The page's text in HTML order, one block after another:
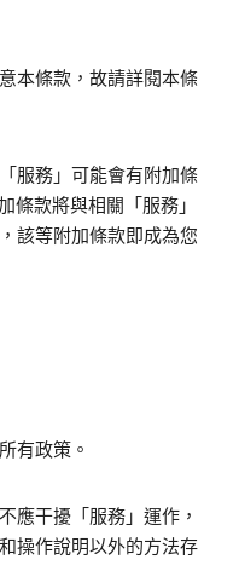
本條款，故請詳閱本條
服務」可能會有附加條
條款將與相關「服務」
該等附加條款即成為您
有政策。
應干擾「服務」運作，
操作說明以外的方法存